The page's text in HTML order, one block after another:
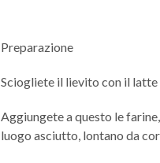
Preparazione
Sciogliete il lievito con il latte
Aggiungete a questo le
luogo asciutto, lontano da